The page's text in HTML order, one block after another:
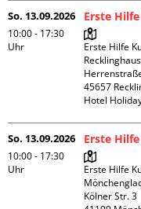
So. 13.09.2026
10:00 - 17:30
Uhr
Erste
Erste Hilfe
45657
Hotel
So. 13.09.2026
10:00 - 17:30
Uhr
Erste
Erste Hilfe
Kölner Str. 3